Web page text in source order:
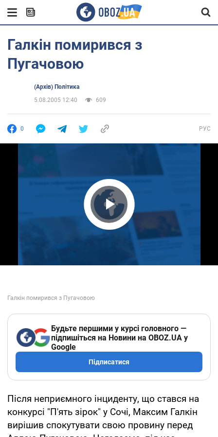
Галкін помирився з
Пугачовою
(Архів) Політика
5.08.2005 12:40
609
0 РУС
Play Video
Будьте першими у курсі головного —
підпишіться на Новини на OBOZ.UA у
Google
Підписатися
Після неприємного інциденту, що стався на
конкурсі "П'ять зірок" у Сочі, Максим Галкін
вирішив спокутувати свою провину перед